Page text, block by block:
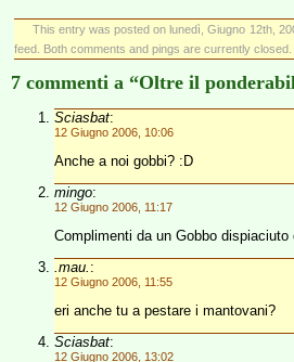
This entry was posted on lunedì, Giugno 12th,
feed. Both comments and pings are currently closed.
7 commenti a “Oltre il
Sciasbat:
12 Giugno 2006, 10:06
Anche a noi gobbi? :D
mingo:
12 Giugno 2006, 11:17
Complimenti da un Gobbo
.mau. :
12 Giugno 2006, 11:55
eri anche tu a pestare i mantovani?
Sciasbat:
12 Giugno 2006, 13:02